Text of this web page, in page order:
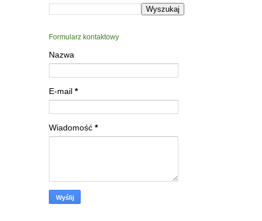
Formularz kontaktowy
Nazwa
E-mail *
Wiadomość *